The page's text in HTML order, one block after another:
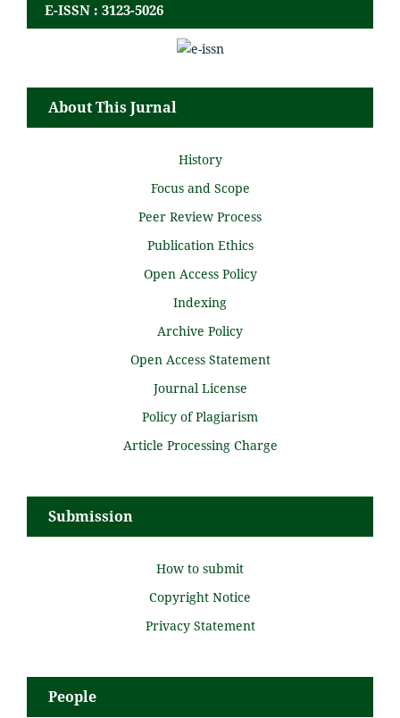
E-ISSN : 3123-5026
About This Jurnal
History
Focus and Scope
Peer Review Process
Publication Ethics
Open Access Policy
Indexing
Archive Policy
Open Access Statement
Journal License
Policy of Plagiarism
Article Processing Charge
Submission
How to submit
Copyright Notice
Privacy Statement
People